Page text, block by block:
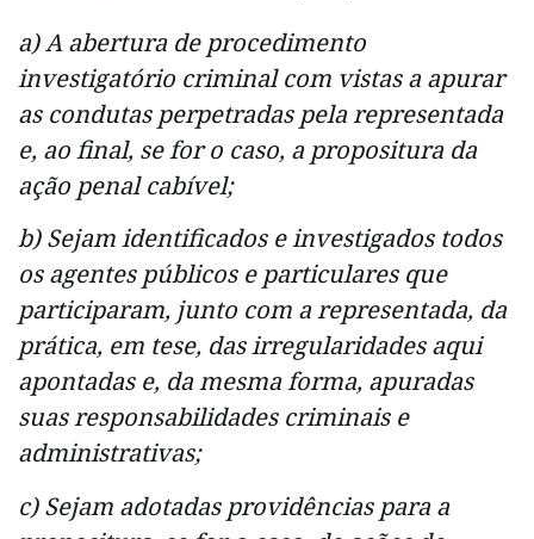
a) A abertura de procedimento
investigatório criminal com vistas a apurar
as condutas perpetradas pela representada
e, ao final, se for o caso, a propositura da
ação penal cabível;
b) Sejam identificados e investigados todos
os agentes públicos e particulares que
participaram, junto com a representada, da
prática, em tese, das irregularidades aqui
apontadas e, da mesma forma, apuradas
suas responsabilidades criminais e
administrativas;
c) Sejam adotadas providências para a